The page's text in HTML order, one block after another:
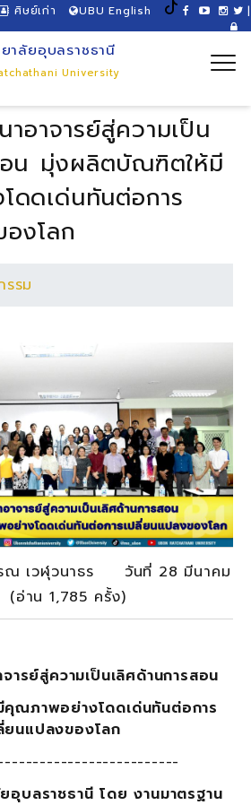
ศิษย์เก่า UBU English |
าลัยอุบลราชธานี
University
อาจารย์สู่ความเป็น
อน มุ่งผลิตบัณฑิตให้มี
ดดเด่นทันต่อการ
งโลก
รม
ณ เวฬุวนาธร วันที่ 28 มีนาคม
าน 1,785 ครั้ง)
รย์สู่ความเป็นเลิศด้านการสอน
ณภาพอย่างโดดเด่นทันต่อการ
ยนแปลงของโลก
อุบลราชธานี โดย งานมาตรฐาน